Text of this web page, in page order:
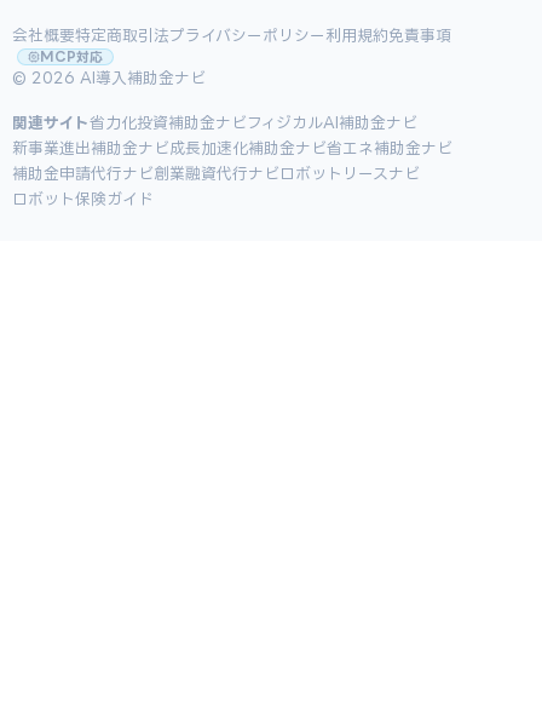
会社概要特定商取引法プライバシーポリシー 利用規約免責事項
MCP対応
© 2026 AI導入補助金ナビ
関連サイト省力化投資補助金ナビ フィジカルAI補助金ナビ
新事業進出補助金ナビ成長加速化補助金ナビ省エネ補助金ナビ
補助金申請代行ナビ創業融資代行ナビ ロボットリースナビ
ロボット保険ガイド